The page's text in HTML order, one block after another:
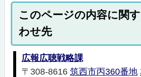
このページの内容に関
わせ先
広報広聴戦略課
〒308-8616 筑西市丙360番地